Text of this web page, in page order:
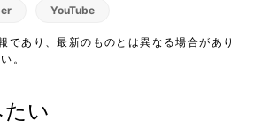
YouTube
であり、最新のものとは異なる場合があり
。
い